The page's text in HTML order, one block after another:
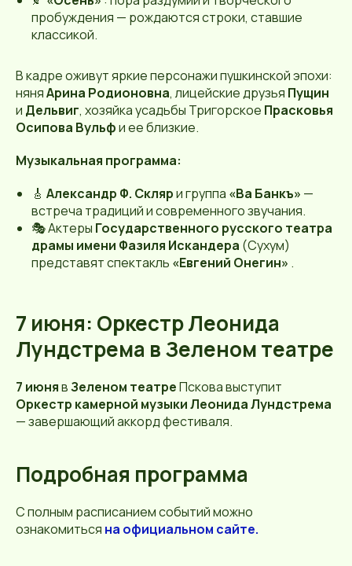
пробуждения — рождаются строки, ставшие
классикой.
В кадре оживут яркие персонажи пушкинской эпохи:
няняАрина Родионовна, лицейские друзья Пущин
и Дельвиг, хозяйка усадьбы Тригорское Прасковья
Осипова Вульфи ее близкие.
Музыкальная программа:
🎸 Александр Ф. Скляри группа «Ва Банкъ» —
встреча традиций и современного звучания.
🎭 Актеры Государственного русского театра
драмы имени Фазиля Искандера (Сухум)
представят спектакль «Евгений Онегин» .
7 июня: Оркестр Леонида
Лундстрема в Зеленом театре
7 июнявЗеленом театреПскова выступит
Оркестр камерной музыки Леонида Лундстрема
— завершающий аккорд фестиваля.
Подробная программа
С полным расписанием событий можно
ознакомиться на официальном сайте.